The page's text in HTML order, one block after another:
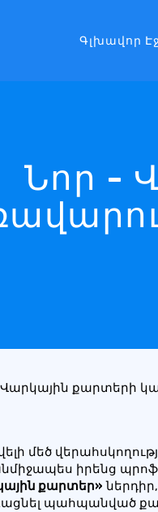
Գլխավոր Էջ
Նոր -
քարտերի
մեծ
իրենց
քարտեր»
պահպանված